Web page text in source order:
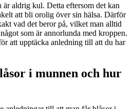
är aldrig kul. Detta eftersom det kan
att bli orolig över sin hälsa. Därför
vad det beror på, vilket man alltid
som är annorlunda med kroppen.
att upptäcka anledning till att du har
i munnen och hur